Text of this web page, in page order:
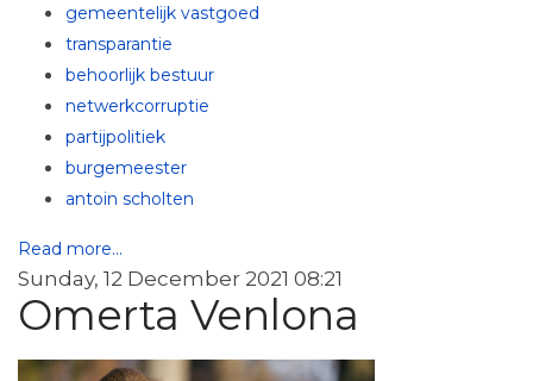
gemeentelijk vastgoed
transparantie
behoorlijk bestuur
netwerkcorruptie
partijpolitiek
burgemeester
antoin scholten
Read more...
Sunday, 12 December 2021 08:21
Omerta Venlona